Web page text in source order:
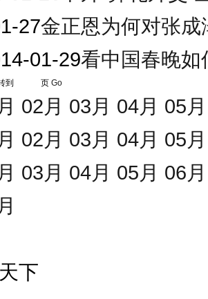
27金正恩为何对张成
01-29看中国春晚如
到 页 Go
02月 03月 04月 05月
02月 03月 04月 05月
03月 04月 05月 06月
下